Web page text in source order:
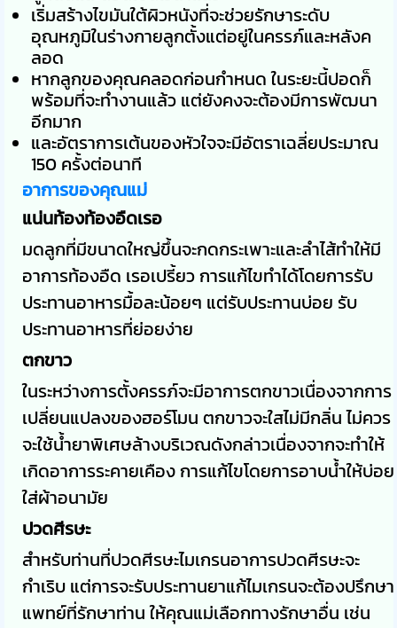
เริ่มสร้างไขมันใต้ผิวหนังที่จะช่วยรักษาระดับ
อุณหภูมิในร่างกายลูกตั้งแต่อยู่ในครรภ์และหลังค
ลอด
หากลูกของคุณคลอดก่อนกำหนด ในระยะนี้ปอดก็
พร้อมที่จะทำงานแล้ว แต่ยังคงจะต้องมีการพัฒนา
อีกมาก
และอัตราการเต้นของหัวใจจะมีอัตราเฉลี่ยประมาณ
150 ครั้งต่อนาที
อาการของคุณแม่
แน่นท้องท้องอืดเรอ
มดลูกที่มีขนาดใหญ่ขึ้นจะกดกระเพาะและลำไส้ทำให้มี
อาการท้องอืด เรอเปรี้ยว การแก้ไขทำได้โดยการรับ
ประทานอาหารมื้อละน้อยๆ แต่รับประทานบ่อย รับ
ประทานอาหารที่ย่อยง่าย
ตกขาว
ในระหว่างการตั้งครรภ์จะมีอาการตกขาวเนื่องจากการ
เปลี่ยนแปลงของฮอร์โมน ตกขาวจะใสไม่มีกลิ่น ไม่ควร
จะใช้น้ำยาพิเศษล้างบริเวณดังกล่าวเนื่องจากจะทำให้
เกิดอาการระคายเคือง การแก้ไขโดยการอาบน้ำให้บ่อย
ใส่ผ้าอนามัย
ปวดศีรษะ
สำหรับท่านที่ปวดศีรษะไมเกรนอาการปวดศีรษะจะ
กำเริบ แต่การจะรับประทานยาแก้ไมเกรนจะต้องปรึกษา
แพทย์ที่รักษาท่าน ให้คุณแม่เลือกทางรักษาอื่น เช่น